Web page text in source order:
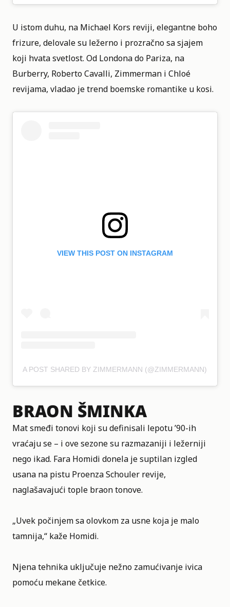
U istom duhu, na Michael Kors reviji, elegantne boho
frizure, delovale su ležerno i prozračno sa sjajem
koji hvata svetlost. Od Londona do Pariza, na
Burberry, Roberto Cavalli, Zimmerman i Chloé
revijama, vladao je trend boemske romantike u kosi.
VIEW THIS POST ON INSTAGRAM
A POST SHARED BY ZIMMERMANN (@ZIMMERMANN)
BRAON ŠMINKA
Mat smeđi tonovi koji su definisali lepotu ’90-ih
vraćaju se – i ove sezone su razmazaniji i ležerniji
nego ikad. Fara Homidi donela je suptilan izgled
usana na pistu Proenza Schouler revije,
naglašavajući tople braon tonove.
„Uvek počinjem sa olovkom za usne koja je malo
tamnija,“ kaže Homidi.
Njena tehnika uključuje nežno zamućivanje ivica
pomoću mekane četkice.